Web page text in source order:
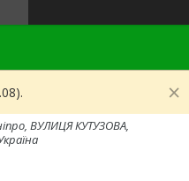
ВУЛИЦЯ КУТУЗОВА,